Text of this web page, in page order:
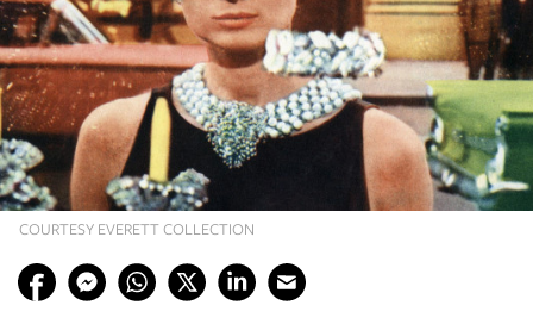
COURTESY EVERETT COLLECTION